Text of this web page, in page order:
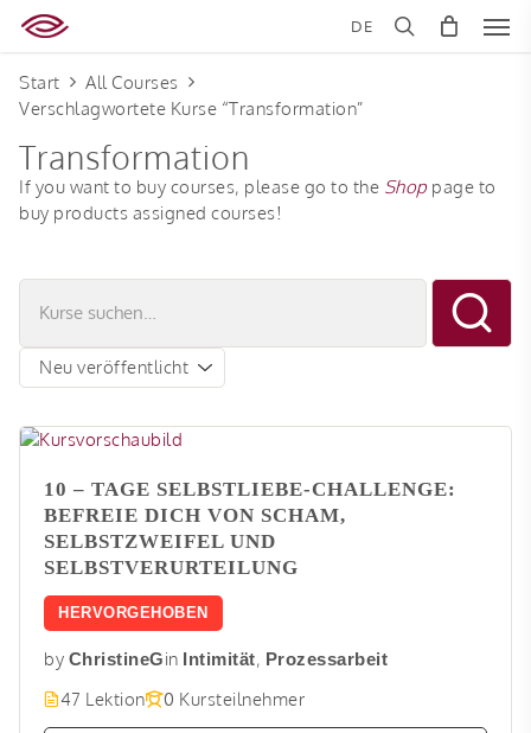
Skip
content
DE
Start
All Courses
Verschlagwortete Kurse “Transformation”
Transformation
If you want to buy courses, please go to the Shop page to
buy products assigned courses!
10 – TAGE SELBSTLIEBE-CHALLENGE:
BEFREIE DICH VON SCHAM,
SELBSTZWEIFEL UND
SELBSTVERURTEILUNG
HERVORGEHOBEN
by ChristineGin Intimität, Prozessarbeit
47 Lektion 0 Kursteilnehmer